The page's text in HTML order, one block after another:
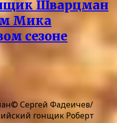
Шварцман
Мика
сезоне
Сергей Фадеичев/
гонщик Роберт